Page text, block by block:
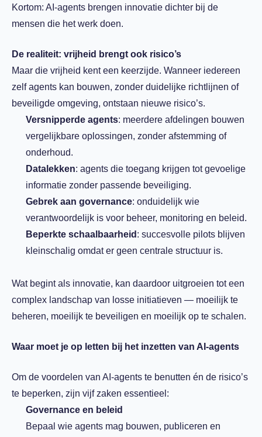
Kortom: AI-agents brengen innovatie dichter bij de
mensen die het werk doen.
De realiteit: vrijheid brengt ook risico’s
Maar die vrijheid kent een keerzijde. Wanneer iedereen
zelf agents kan bouwen, zonder duidelijke richtlijnen of
beveiligde omgeving, ontstaan nieuwe risico’s.
Versnipperde agents: meerdere afdelingen bouwen
vergelijkbare oplossingen, zonder afstemming of
onderhoud.
Datalekken: agents die toegang krijgen tot gevoelige
informatie zonder passende beveiliging.
Gebrek aan governance: onduidelijk wie
verantwoordelijk is voor beheer, monitoring en beleid.
Beperkte schaalbaarheid : succesvolle pilots blijven
kleinschalig omdat er geen centrale structuur is.
Wat begint als innovatie, kan daardoor uitgroeien tot een
complex landschap van losse initiatieven — moeilijk te
beheren, moeilijk te beveiligen en moeilijk op te schalen.
Waar moet je op letten bij het inzetten van AI-agents
Om de voordelen van AI-agents te benutten én de risico’s
te beperken, zijn vijf zaken essentieel:
Governance en beleid
Bepaal wie agents mag bouwen, publiceren en